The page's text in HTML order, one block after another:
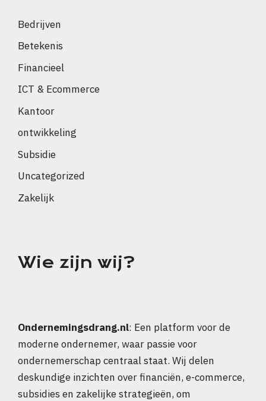
Bedrijven
Betekenis
Financieel
ICT & Ecommerce
Kantoor
ontwikkeling
Subsidie
Uncategorized
Zakelijk
Wie zijn wij?
Ondernemingsdrang.nl: Een platform voor de
moderne ondernemer, waar passie voor
ondernemerschap centraal staat. Wij delen
deskundige inzichten over financiën, e-commerce,
subsidies en zakelijke strategieën, om